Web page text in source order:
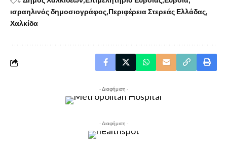
ισραηλινός δημοσιογράφος Περιφέρεια Στερεάς Ελλάδας
Χαλκίδα
- Διαφήμιση -
- Διαφήμιση -